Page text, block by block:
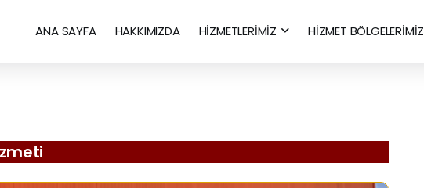
ANA SAYFA HAKKIMIZDA HİZMETLERİMİZ HİZMET BÖLGELERİMİZ